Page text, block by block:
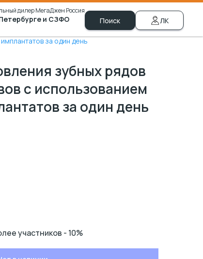
дилер МегаДжен Россия
и СЗФО
+7 (981) 790-00-69
Поиск ЛК
за один день
зубных рядов
с использованием
за один день
участников - 10%